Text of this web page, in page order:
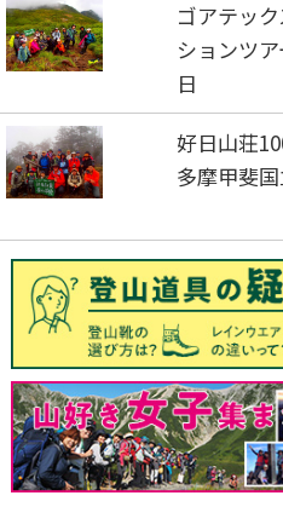
ゴアテッ
ションツ
日
好日山荘
多摩甲斐